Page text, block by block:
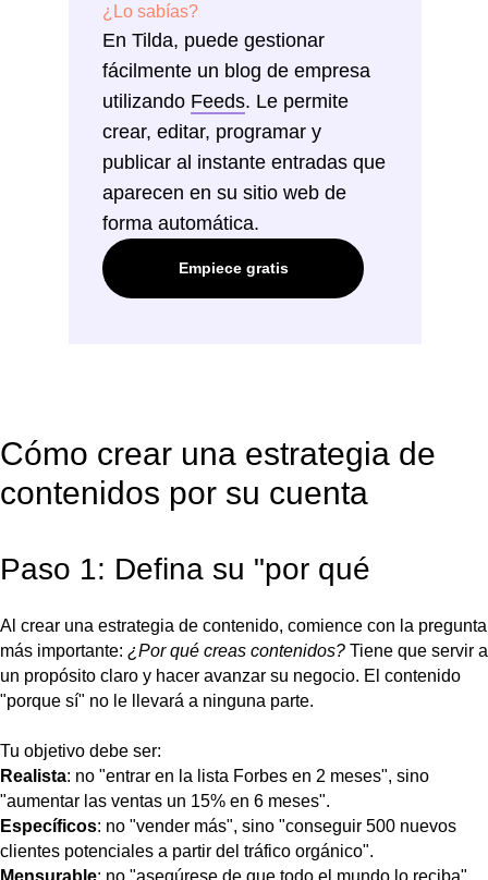
¿Lo sabías?
En Tilda, puede gestionar
fácilmente un blog de empresa
utilizando Feeds. Le permite
crear, editar, programar y
publicar al instante entradas que
aparecen en su sitio web de
forma automática.
Empiece gratis
Cómo crear una estrategia de
contenidos por su cuenta
Paso 1: Defina su "por qué
Al crear una estrategia de contenido, comience con la pregunta
más importante: ¿Por qué creas contenidos? Tiene que servir a
un propósito claro y hacer avanzar su negocio. El contenido
"porque sí" no le llevará a ninguna parte.
Tu objetivo debe ser:
Realista: no "entrar en la lista Forbes en 2 meses", sino
"aumentar las ventas un 15% en 6 meses".
Específicos: no "vender más", sino "conseguir 500 nuevos
clientes potenciales a partir del tráfico orgánico".
Mensurable: no "asegúrese de que todo el mundo lo reciba",